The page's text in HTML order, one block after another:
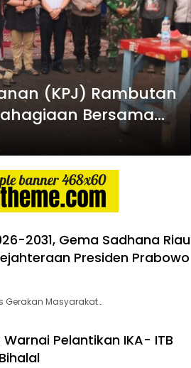
(KPJ) Rambutan
Bersama
2031, Gema Sadhana Riau
Presiden Prabowo
Gerakan Masyarakat…
Pelantikan IKA- ITB